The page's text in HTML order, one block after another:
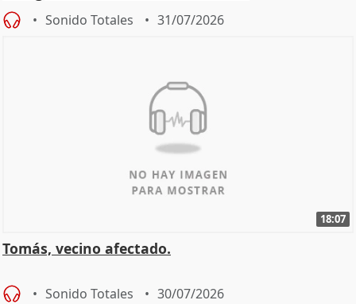
Sonido Totales 31/07/2026
18:07
Tomás, vecino afectado.
Sonido Totales 30/07/2026